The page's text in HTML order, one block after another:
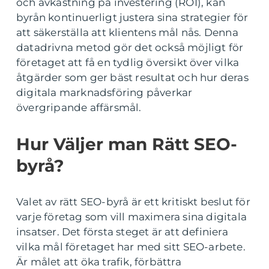
och avkastning på investering (ROI), kan
byrån kontinuerligt justera sina strategier för
att säkerställa att klientens mål nås. Denna
datadrivna metod gör det också möjligt för
företaget att få en tydlig översikt över vilka
åtgärder som ger bäst resultat och hur deras
digitala marknadsföring påverkar
övergripande affärsmål.
Hur Väljer man Rätt SEO-
byrå?
Valet av rätt SEO-byrå är ett kritiskt beslut för
varje företag som vill maximera sina digitala
insatser. Det första steget är att definiera
vilka mål företaget har med sitt SEO-arbete.
Är målet att öka trafik, förbättra